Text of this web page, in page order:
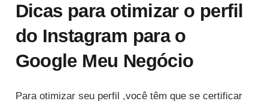
Dicas para otimizar o perfil
do Instagram para o
Google Meu Negócio
Para otimizar seu perfil ,você têm que se certificar